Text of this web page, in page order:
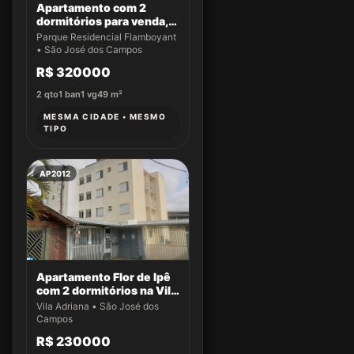
Apartamento com 2
dormitórios para venda,
49 m² por R$ 320.000,00
- Parque Residencial
dos Campos/SP
Parque Residencial Flamboyant
• São José dos Campos
R$ 320000
2 qto1 ban1 vg49 m²
MESMA CIDADE • MESMO
TIPO
AP2012
Apartamento Flor de Ipê
com 2 dormitórios na Vila
Adriana
Vila Adriana • São José dos
Campos
R$ 230000